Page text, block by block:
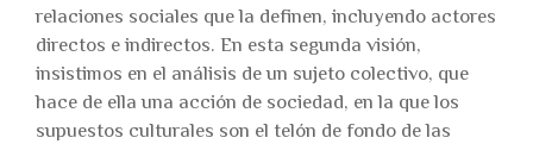
relaciones sociales que la definen, incluyendo actores
directos e indirectos. En esta segunda visión,
insistimos en el análisis de un sujeto colectivo, que
hace de ella una acción de sociedad, en la que los
supuestos culturales son el telón de fondo de las